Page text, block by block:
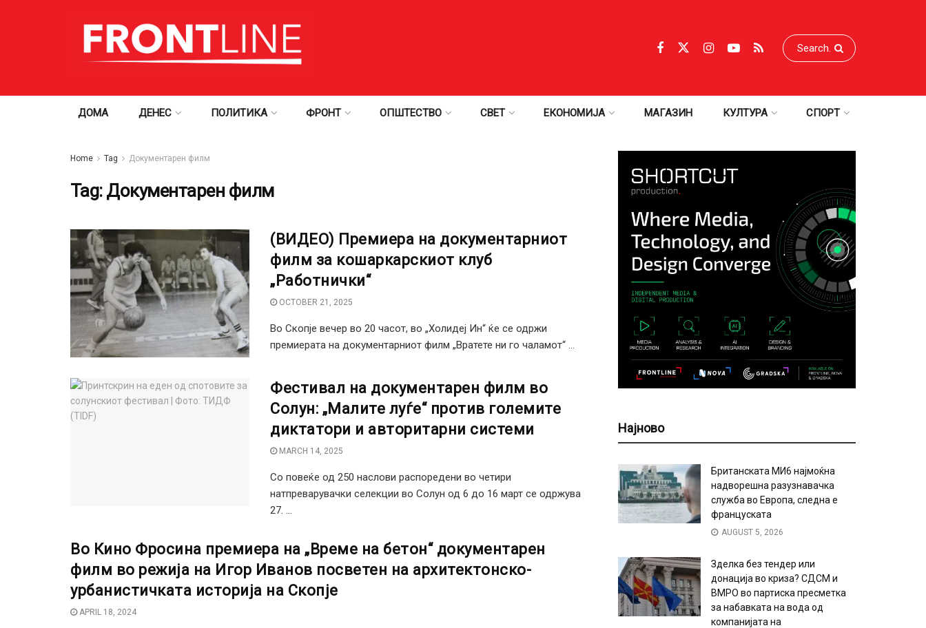
ДОМА ДЕНЕС ПОЛИТИКА ФРОНТ ОПШТЕСТВО СВЕТ ЕКОНОМИЈА МАГАЗИН КУЛТУРА СПОРТ
Home Tag Документарен филм
Tag: Документарен филм
(ВИДЕО) Премиера на документарниот
филм за кошаркарскиот клуб
„Работнички“
OCTOBER 21, 2025
Во Скопје вечер во 20 часот, во „Холидеј Ин“ ќе се одржи
премиерата на документарниот филм „Вратете ни го чаламот“ ...
Фестивал на документарен филм во
Солун: „Малите луѓе“ против големите
диктатори и авторитарни системи
MARCH 14, 2025
Со повеќе од 250 наслови распоредени во четири
натпреварувачки селекции во Солун од 6 до 16 март се одржува
27. ...
Во Кино Фросина премиера на „Време на бетон“ документарен
филм во режија на Игор Иванов посветен на архитектонско-
урбанистичката историја на Скопје
APRIL 18, 2024
Најново
Британската МИ6 најмоќна
надворешна разузнавачка
служба во Европа, следна е
француската
AUGUST 5, 2026
Зделка без тендер или
донација во криза? СДСМ и
ВМРО во партиска пресметка
за набавката на вода од
компанијата на